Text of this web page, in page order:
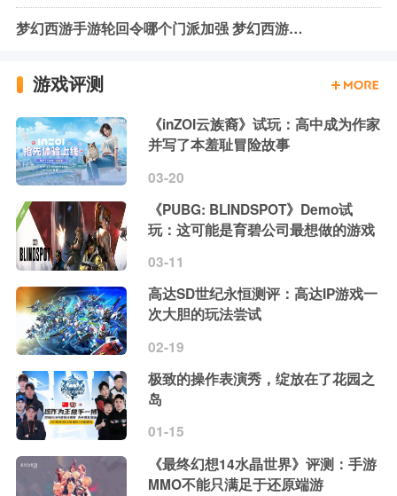
梦幻西游手游轮回令哪个门派加强 梦幻西游轮回令加强门派一览
游戏评测
《inZOI云族裔》试玩：高中成为作家
并写了本羞耻冒险故事
03-20
《PUBG: BLINDSPOT》Demo试
玩：这可能是育碧公司最想做的游戏
03-11
高达SD世纪永恒测评：高达IP游戏一
次大胆的玩法尝试
02-19
极致的操作表演秀，绽放在了花园之
岛
01-15
《最终幻想14水晶世界》评测：手游
MMO不能只满足于还原端游